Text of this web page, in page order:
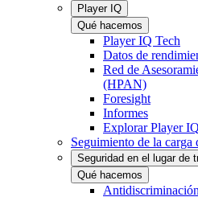
Player IQ
Qué hacemos
Player IQ Tech
Datos de
Red de
(HPAN)
Foresight
Informes
Explorar Player IQ
Seguimiento de la carga
Seguridad en el lugar de
Qué hacemos
Antidiscriminación